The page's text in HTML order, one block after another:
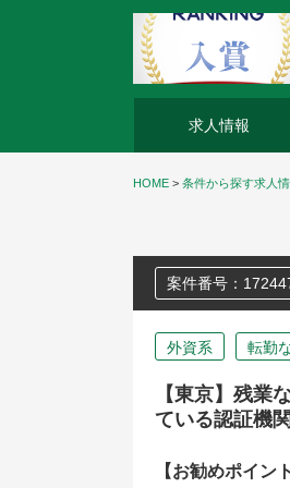
外資系企業の転職・
求人情報
HOME > 条件から探す求人
案件番号：
外資系 転勤
【東京】残業
ている認証機関
【お勧めポイン